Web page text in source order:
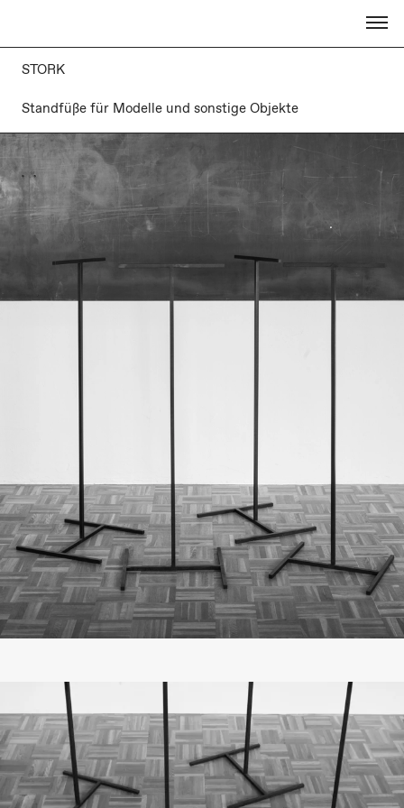
STORK
Standfüße für Modelle und sonstige Objekte